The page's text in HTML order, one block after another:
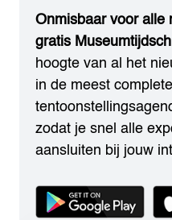
Onmisbaar voor alle
gratis
hoogte van al het
in de meest complete
zodat je snel alle
aansluiten bij jouw